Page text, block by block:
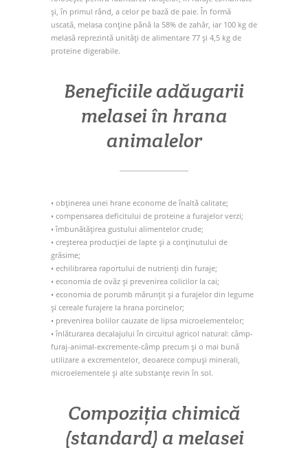
și, în primul rând, a celor pe bază de paie. În formă
uscată, melasa conține până la 58% dе zahăr, iar 100 kg de
melasă reprezintă unități de alimentare 77 și 4,5 kg de
proteine digerabile.
Beneficiile adăugarii
melasei în hrana
animalelor
• obținerea unei hrane econome de înaltă calitate;
• compensarea deficitului de proteine a furajelor verzi;
• îmbunătățirea gustului alimentelor crude;
• creșterea producției de lapte și a conținutului de
grăsime;
• echilibrarea raportului de nutrienți din furaje;
• economia de ovăz și prevenirea colicilor la cai;
• economia de porumb mărunțit și a furajelor din legume
și cereale furajere la hrana porcinelor;
• prevenirea bolilor cauzate de lipsa microelementelor;
• înlăturarea decalajului în circuitul agricol natural: câmp-
furaj-animal-excremente-câmp precum și o mai bună
utilizare a excrementelor, deoarece compuși minerali,
microelementele și alte substanțe revin în sol.
Compoziția chimică
(standard) a melasei